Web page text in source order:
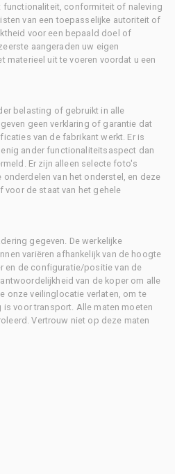
functionaliteit, conformiteit of naleving
van een toepasselijke autoriteit of
voor een bepaald doel of
aangeraden uw eigen
materieel uit te voeren voordat u een
belasting of gebruikt in alle
geen verklaring of garantie dat
van de fabrikant werkt. Er is
ander functionaliteitsaspect dan
Er zijn alleen selecte foto's
van het onderstel, en deze
voor de staat van het gehele
gegeven. De werkelijke
variëren afhankelijk van de hoogte
en de configuratie/positie van de
van de koper om alle
onze veilinglocatie verlaten, om te
voor transport. Alle maten moeten
Vertrouw niet op deze maten